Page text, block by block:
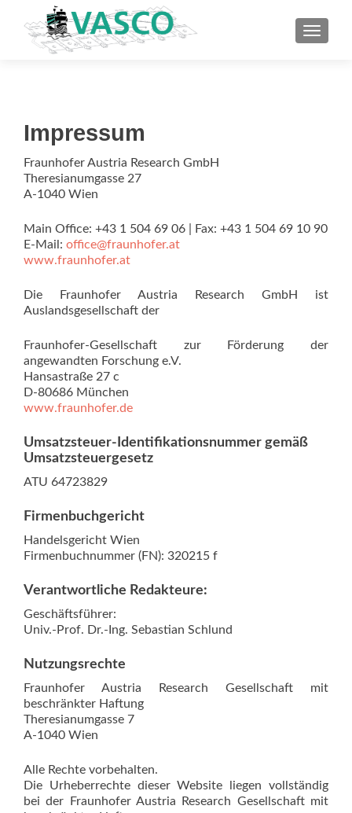
Impressum
Fraunhofer Austria Research GmbH
Theresianumgasse 27
A-1040 Wien
Main Office: +43 1 504 69 06 | Fax: +43 1 504 69 10 90
E-Mail: office@fraunhofer.at
www.fraunhofer.at
Die Fraunhofer Austria Research GmbH ist
Auslandsgesellschaft der
Fraunhofer-Gesellschaft zur Förderung der
angewandten Forschung e.V.
Hansastraße 27 c
D-80686 München
www.fraunhofer.de
Umsatzsteuer-Identifikationsnummer gemäß
Umsatzsteuergesetz
ATU 64723829
Firmenbuchgericht
Handelsgericht Wien
Firmenbuchnummer (FN): 320215 f
Verantwortliche Redakteure:
Geschäftsführer:
Univ.-Prof. Dr.-Ing. Sebastian Schlund
Nutzungsrechte
Fraunhofer Austria Research Gesellschaft mit
beschränkter Haftung
Theresianumgasse 7
A-1040 Wien
Alle Rechte vorbehalten.
Die Urheberrechte dieser Website liegen vollständig
bei der Fraunhofer Austria Research Gesellschaft mit